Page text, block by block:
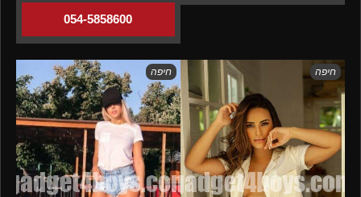
054-5858600
חיפה חיפה